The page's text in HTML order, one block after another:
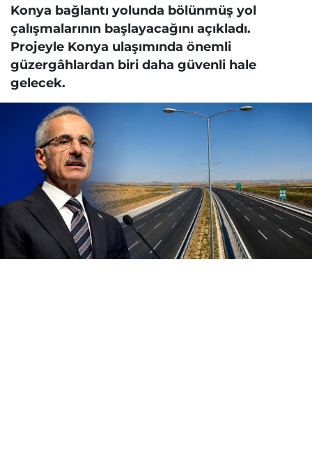
Konya bağlantı yolunda bölünmüş yol
çalışmalarının başlayacağını açıkladı.
Projeyle Konya ulaşımında önemli
güzergâhlardan biri daha güvenli hale
gelecek.